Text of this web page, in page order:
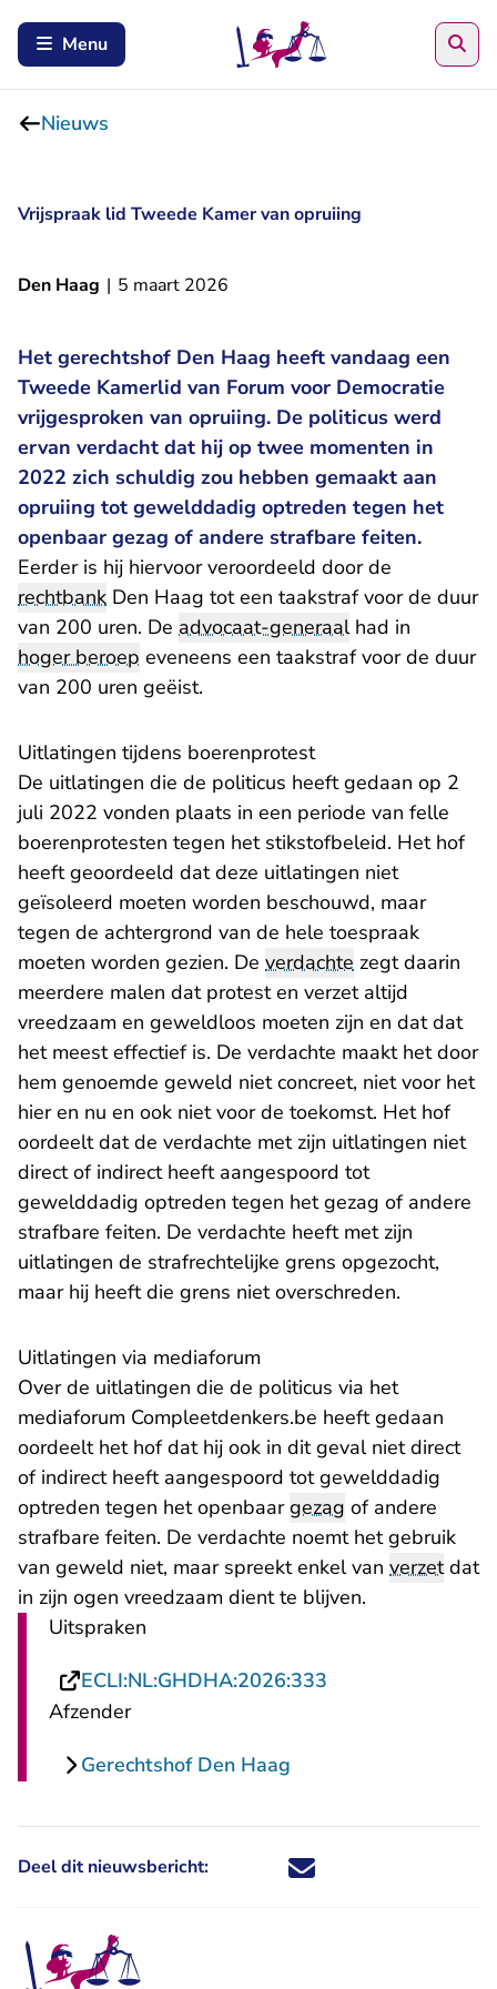
Menu
Nieuws
Vrijspraak lid Tweede Kamer van opruiing
Den Haag | 5 maart 2026
Het gerechtshof Den Haag heeft vandaag een
Tweede Kamerlid van Forum voor Democratie
vrijgesproken van opruiing. De politicus werd
ervan verdacht dat hij op twee momenten in
2022 zich schuldig zou hebben gemaakt aan
opruiing tot gewelddadig optreden tegen het
openbaar gezag of andere strafbare feiten.
Eerder is hij hiervoor veroordeeld door de
rechtbank Den Haag tot een taakstraf voor de duur
van 200 uren. De advocaat-generaalhad in
hoger beroep eveneens een taakstraf voor de duur
van 200 uren geëist.
Uitlatingen tijdens boerenprotest
De uitlatingen die de politicus heeft gedaan op 2
juli 2022 vonden plaats in een periode van felle
boerenprotesten tegen het stikstofbeleid. Het hof
heeft geoordeeld dat deze uitlatingen niet
geïsoleerd moeten worden beschouwd, maar
tegen de achtergrond van de hele toespraak
moeten worden gezien. De verdachte zegt daarin
meerdere malen dat protest en verzet altijd
vreedzaam en geweldloos moeten zijn en dat dat
het meest effectief is. De verdachte maakt het door
hem genoemde geweld niet concreet, niet voor het
hier en nu en ook niet voor de toekomst. Het hof
oordeelt dat de verdachte met zijn uitlatingen niet
direct of indirect heeft aangespoord tot
gewelddadig optreden tegen het gezag of andere
strafbare feiten. De verdachte heeft met zijn
uitlatingen de strafrechtelijke grens opgezocht,
maar hij heeft die grens niet overschreden.
Uitlatingen via mediaforum
Over de uitlatingen die de politicus via het
mediaforum Compleetdenkers.be heeft gedaan
oordeelt het hof dat hij ook in dit geval niet direct
of indirect heeft aangespoord tot gewelddadig
optreden tegen het openbaargezag of andere
strafbare feiten. De verdachte noemt het gebruik
van geweld niet, maar spreekt enkel van verzetdat
in zijn ogen vreedzaam dient te blijven.
Uitspraken
ECLI:NL:GHDHA:2026:333
Afzender
Gerechtshof Den Haag
Deel dit nieuwsbericht: Deel dit nieuwsbericht via X -
Deel dit nieuwsbericht via
Deel dit nieuwsbericht
Deel dit